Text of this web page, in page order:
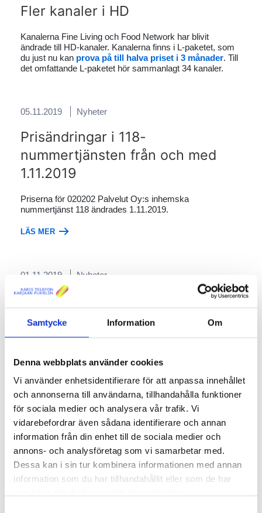
Samtycke Information Om
Denna webbplats använder cookies
Vi använder enhetsidentifierare för att anpassa innehållet
och annonserna till användarna, tillhandahålla funktioner
för sociala medier och analysera vår trafik. Vi
vidarebefordrar även sådana identifierare och annan
information från din enhet till de sociala medier och
annons- och analysföretag som vi samarbetar med.
Dessa kan i sin tur kombinera informationen med annan
information som du har tillhandahållit eller som de har
Fler kanaler i HD
Kanalerna Fine Living och Food Network har blivit
ändrade till HD-kanaler. Kanalerna finns i L-paketet, som
du just nu kan prova på till halva priset i 3 månader. Till
det omfattande L-paketet hör sammanlagt 34 kanaler.
05.11.2019 Nyheter
Prisändringar i 118-
nummertjänsten från och med
1.11.2019
Priserna för 020202 Palvelut Oy:s inhemska
nummertjänst 118 ändrades 1.11.2019.
LÄS MER
01.11.2019 Nyheter
Njut av Viasats toppkanaler ännu
under hela helgen!
och Viasat Film Hits HD (476) fortsätter att visas fritt för
alla under veckoslutet 1-3.11.2019.
LÄS MER
31.10.2019 Nyheter
Nya kanaler i HD-kvalitet!